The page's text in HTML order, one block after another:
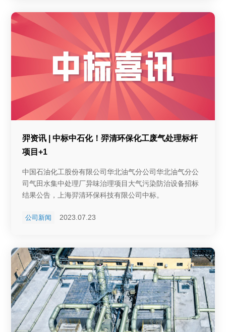
2019年4月在北京正式成立。 该联盟以探索技术经济性
强、资源环境友好的多元化废旧动力蓄电池回收利用模式
为目的，推动回收利用体系建设，完善相关标准，突破动
力蓄电池梯次利用、高效再生利用产业发展瓶颈，为建立
科学完善的动力蓄电池回收利用制度提供实践支撑。 立足
华东，辐射全国。羿清环保积极布局锂电池产业链废气治
理项目，打造泛锂电池废气治理生态平台。羿清自主研发
的耦合催化设备可广泛应用于泛锂电池产业链上下游。同
时，通过在行业内的良好口碑，及标杆龙头企业的长期合
作，推进再生资源综合利用技术创新发展，助力碳达峰、
碳中和。 此次加入动力电池回收与梯次利用联盟，羿清环
保将依托联盟良好的发展平台，与会员单位开展沟通交流
及友好合作，积极参与动力电
羿资讯 | 中标中石化！羿清环保化工废气处理标杆
项目+1
中国石油化工股份有限公司华北油气分公司华北油气分公
司气田水集中处理厂异味治理项目大气污染防治设备招标
结果公告，上海羿清环保科技有限公司中标。
公司新闻 2023.07.23